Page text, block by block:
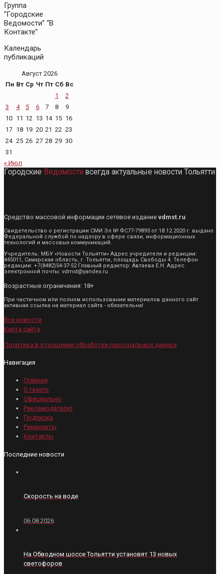
Группа
“Городские
Ведомости” “В
Контакте”
Календарь
публикаций
Август 2026
Пн Вт Ср Чт Пт Сб Вс
1
2
3
4 5 6 7 8
9
10 11 12 13 14 15 16
17 18 19 20 21 22 23
24 25 26 27 28 29 30
31
« Июл
Городские Ведомости всегда актуальные новости Тольятти
Средство массовой информации сетевое издание vdmst.ru
Свидетельство о регистрации СМИ Эл № ФС77-79893 от 18.12.2020 г. выдано
Федеральной службой по надзору в сфере связи, информационных
технологий и массовых коммуникаций.
Учредитель: МБУ «Новости Тольятти» Адрес учредителя и редакции:
445011, Самарская область, г. Тольятти, площадь Свободы 4. Телефон
редакции: +7(8482)54-37-52 Главный редактор: Автаева Е.Н. Адрес
электронной почты: vdmst@yandex.ru
Возрастные ограничения: 18+
При частичном или полном использовании материалов данного сайт
активная ссылка на материал сайта - обязательна!
Все новости
Карта сайта
Политика в отношении обработки персональных данных
Навигация
Главная
О газете
Официально
Рекламодателю
Подписка
Реквизиты
Контакты
Последние новости
Скорость на воде
06.08.2026
На Обводном шоссе Тольятти установят 13 новых
светофоров